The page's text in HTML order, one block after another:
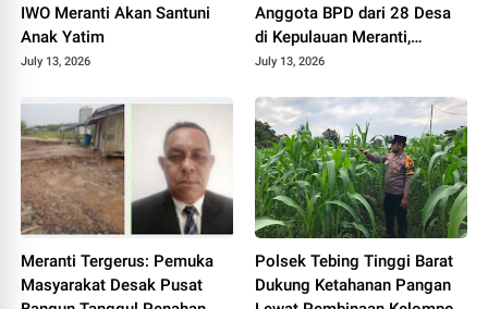
IWO Meranti Akan Santuni
Anak Yatim
July 13, 2026
Anggota BPD dari 28 Desa
di Kepulauan Meranti,
Tekankan Integritas dan
July 13, 2026
Meranti Tergerus: Pemuka
Masyarakat Desak Pusat
Polsek Tebing Tinggi Barat
Dukung Ketahanan Pangan